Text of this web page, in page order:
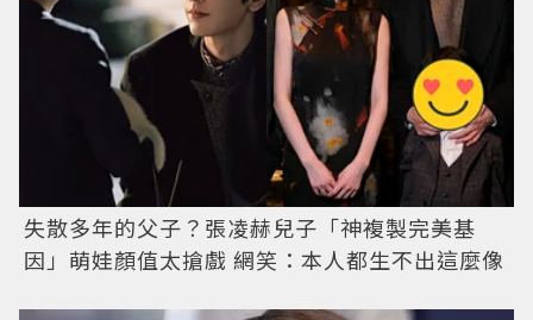
失散多年的父子？張凌赫兒子「神複製完美基
因」萌娃顏值太搶戲 網笑：本人都生不出這麼像